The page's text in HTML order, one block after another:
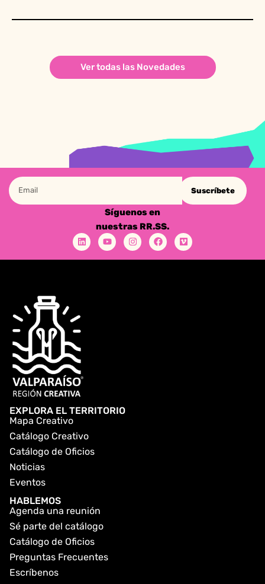
Ver todas las Novedades
Suscríbete
Síguenos en
nuestras RR.SS.
EXPLORA EL TERRITORIO
Mapa Creativo
Catálogo Creativo
Catálogo de Oficios
Noticias
Eventos
HABLEMOS
Agenda una reunión
Sé parte del catálogo
Catálogo de Oficios
Preguntas Frecuentes
Escríbenos